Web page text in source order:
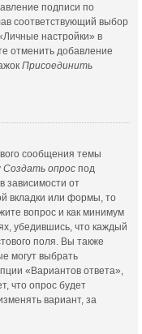
подписи по
соответствующий выбор
настройки» в
отменить добавление
Присоединить
сообщения темы
Создать опрос под
зависимости от
вкладки или формы, то
вопрос и как минимум
убедившись, что каждый
поля. Вы также
могут выбрать
«Вариантов ответа»,
что опрос будет
вариант, за